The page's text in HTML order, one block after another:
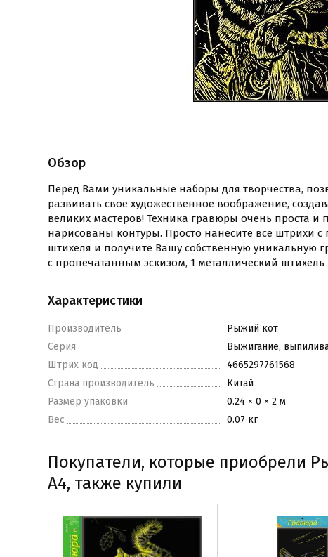
Обзор
Перед Вами уникальные наборы для творчества,
развивать свое художественное воображение,
великих мастеров! Техника гравюры очень проста и
нарисованы контуры. Просто нанесите все штрихи
штихеля и получите Вашу собственную уникальную
с пропечатанным эскизом, 1 металлический штихель
Характеристики
Производитель
Рыжий кот
Серия
Выжигание,
Штрих код
4665297761568
Страна производитель
Китай
Размер упаковки
0.24 × 0 × 2 м
Вес
0.07 кг
Покупатели, которые приобрели
А4, также купили